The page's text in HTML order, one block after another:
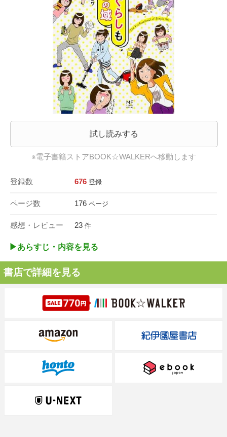
試し読みする
※電子書籍ストアBOOK☆WALKERへ移動します
登録数 676 登録
ページ数 176 ページ
感想・レビュー 23 件
▶︎あらすじ・内容を見る
書店で詳細を見る